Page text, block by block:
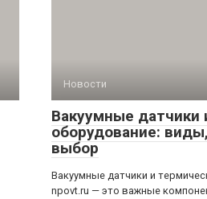
Новости
Вакуумные датчики
оборудование:
выбор
Вакуумные датчики и
npovt.ru — это важные